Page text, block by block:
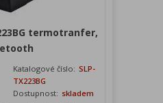
termotranfer,
Katalogové číslo: SLP-
TX223BG
Dostupnost: skladem